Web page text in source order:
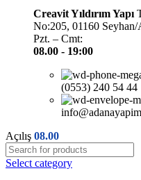
Creavit Yıldırım Yapı
No:205, 01160 Seyhan/
Pzt. – Cmt:
08.00 - 19:00
(0553) 240 54 44
Açılış 08.00
Select category